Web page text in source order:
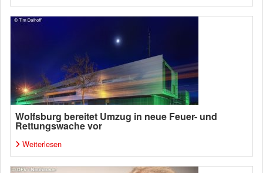
Wolfsburg bereitet Umzug in neue Feuer- und
Rettungswache vor
Weiterlesen